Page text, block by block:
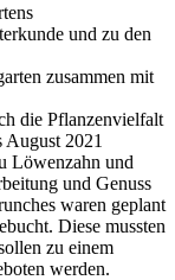
und zu den
zusammen mit
die Pflanzenvielfalt
August 2021
Löwenzahn und
und Genuss
waren geplant
Diese mussten
zu einem
werden.